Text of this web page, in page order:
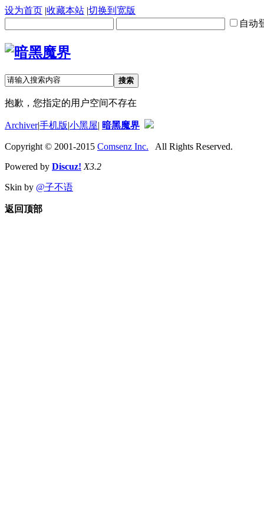
设为首页 |收藏本站 |切换到宽版
自动
搜索
抱歉，您指定的用户空间不存在
Archiver|手机版|小黑屋| 暗黑魔界
Copyright © 2001-2015 Comsenz Inc. All Rights Reserved.
Powered by Discuz! X3.2
Skin by @子不语
返回顶部